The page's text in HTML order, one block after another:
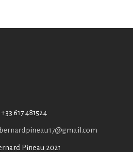
+33 617 481524
Pineau 2021